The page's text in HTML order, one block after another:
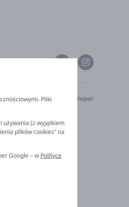
Technologia Shoper
Pliki
używania (z wyjątkiem
plików cookies” na
Google – w Polityce